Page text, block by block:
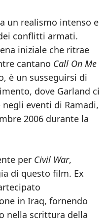
un realismo intenso e
conflitti armati.
iniziale che ritrae
cantano Call On Me
è un susseguirsi di
dove Garland ci
eventi di Ramadi,
2006 durante la
per Civil War,
di questo film. Ex
in Iraq, fornendo
nella scrittura della